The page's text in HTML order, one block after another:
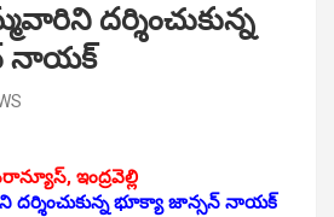
దర్శించుకున్న
నాయక్
ఇంద్రవెల్లి
భూక్యా జాన్సన్ నాయక్